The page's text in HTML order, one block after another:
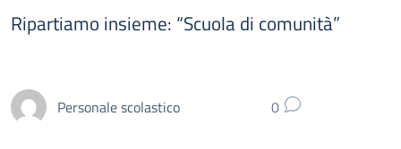
Ripartiamo insieme: “Scuola di comunità”
Personale scolastico 0